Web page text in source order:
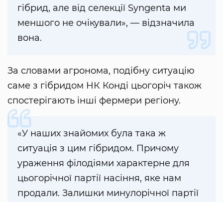
гібрид, але від селекції Syngenta ми
меншого не очікували», — відзначила
вона.
За словами агронома, подібну ситуацію
саме з гібридом НК Конді цьогоріч також
спостерігають інші фермери регіону.
«У наших знайомих була така ж
ситуація з цим гібридом. Причому
ураження філодіями характерне для
цьогорічної партії насіння, яке нам
продали. Залишки минулорічної партії